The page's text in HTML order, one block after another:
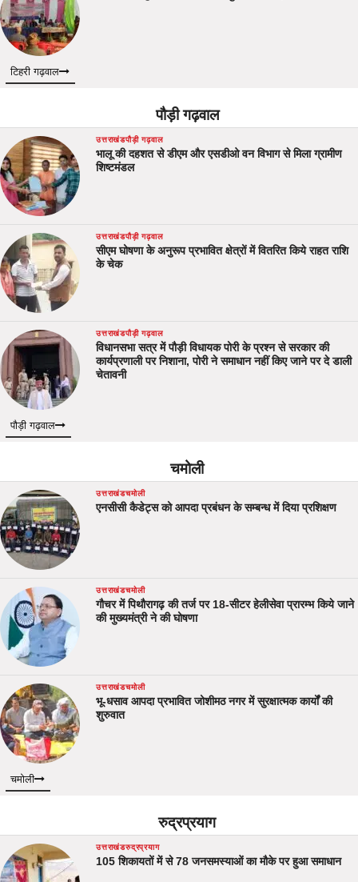
टिहरी गढ़वाल
पौड़ी गढ़वाल
उत्तराखंडपौड़ी गढ़वाल
भालू की दहशत से डीएम और एसडीओ वन विभाग से मिला ग्रामीण
शिष्टमंडल
उत्तराखंडपौड़ी गढ़वाल
सीएम घोषणा के अनुरूप प्रभावित क्षेत्रों में वितरित किये राहत राशि
के चेक
उत्तराखंडपौड़ी गढ़वाल
विधानसभा सत्र में पौड़ी विधायक पोरी के प्रश्न से सरकार की
कार्यप्रणाली पर निशाना, पोरी ने समाधान नहीं किए जाने पर दे डाली
चेतावनी
पौड़ी गढ़वाल
चमोली
उत्तराखंडचमोली
एनसीसी कैडेट्स को आपदा प्रबंधन के सम्बन्ध में दिया प्रशिक्षण
उत्तराखंडचमोली
गौचर में पिथौरागढ़ की तर्ज पर 18-सीटर हेलीसेवा प्रारम्भ किये जाने
की मुख्यमंत्री ने की घोषणा
उत्तराखंडचमोली
भू-धसाव आपदा प्रभावित जोशीमठ नगर में सुरक्षात्मक कार्यों की
शुरुवात
चमोली
रुद्रप्रयाग
उत्तराखंडरुद्रप्रयाग
105 शिकायतों में से 78 जनसमस्याओं का मौके पर हुआ समाधान